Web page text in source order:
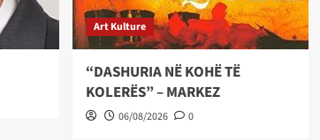
Art Kulture
“DASHURIA NË KOHË TË
KOLERËS” – MARKEZ
06/08/2026 0